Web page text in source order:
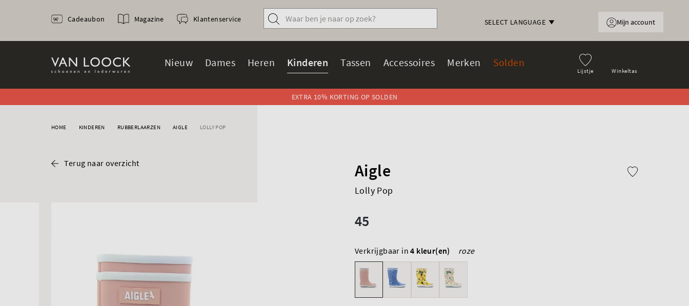
SELECT LANGUAGE
Lijstje Winkeltas
Nieuw Dames Heren Kinderen Tassen Accessoires Merken Solden
Cadeaubon Magazine Klantenservice Mijn account
EXTRA 10% KORTING OP SOLDEN
HOME KINDEREN RUBBERLAARZEN AIGLE LOLLY POP
Terug naar overzicht Aigle
Lolly Pop
45
Verkrijgbaar in4 kleur(en) roze